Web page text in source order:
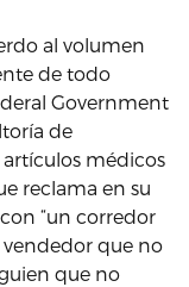
al volumen
de todo
Government
de
médicos
reclama en su
“un corredor
que no
que no